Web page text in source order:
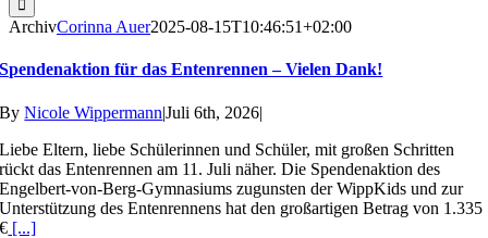
ArchivCorinna Auer2025-08-15T10:46:51+02:00
Spendenaktion für das Entenrennen – Vielen Dank!
ByNicole Wippermann|Juli 6th, 2026|
Liebe Eltern, liebe Schülerinnen und Schüler, mit großen Schritten
rückt das Entenrennen am 11. Juli näher. Die Spendenaktion des
Engelbert-von-Berg-Gymnasiums zugunsten der WippKids und zur
Unterstützung des Entenrennens hat den großartigen Betrag von 1.335
€ [...]